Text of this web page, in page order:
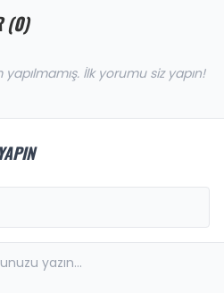
(0)
İlk yorumu siz yapın!